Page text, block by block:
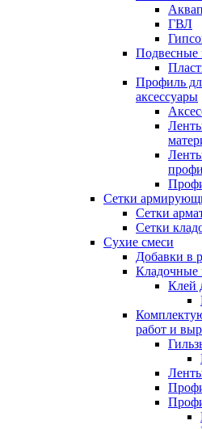
ГВЛ
Подвесные
Профиль
аксессуары
Сетки
Сетки
Сетки
Сухие смеси
Добавки в
Кладочные
Клей
работ и